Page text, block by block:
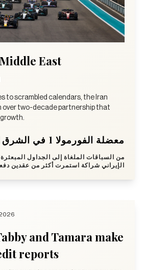
East
to scrambled calendars, the Iran
over two-decade partnership that
معضلة الفورمولا 1 في الشرق الأوسط
من السباقات الملغاة إلى الجداول
الإيراني شراكة استمرت أكثر من عقدين
and Tamara make
reports